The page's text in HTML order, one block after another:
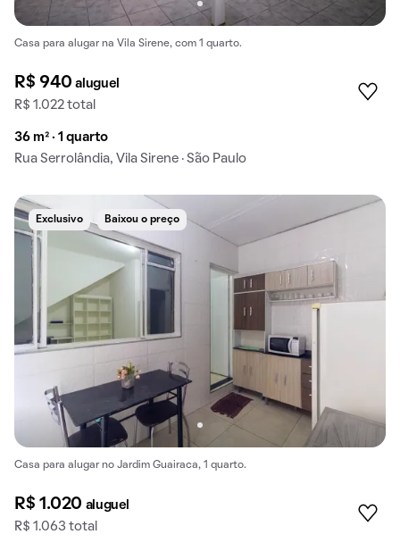
Casa para alugar na Vila Sirene, com 1 quarto.
R$ 940aluguel
R$ 1.022 total
36 m² · 1 quarto
Rua Serrolândia, Vila Sirene · São Paulo
Exclusivo Baixou o preço
Casa para alugar no Jardim Guairaca, 1 quarto.
R$ 1.020 aluguel
R$ 1.063 total